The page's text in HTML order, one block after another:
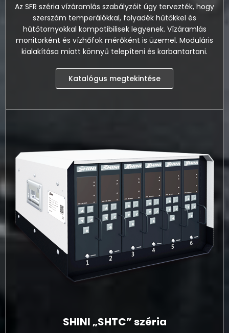
Az SFR széria vízáramlás szabályzóit úgy tervezték, hogy
szerszám temperálókkal, folyadék hűtőkkel és
hűtőtornyokkal kompatibilisek legyenek. Vízáramlás
monitorként és vízhőfok mérőként is üzemel. Moduláris
kialakítása miatt könnyű telepíteni és karbantartani.
Katalógus megtekintése
SHINI „SHTC” széria